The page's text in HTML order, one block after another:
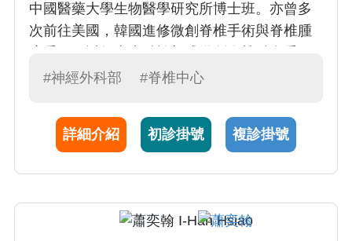
中國醫藥大學生物醫學研究所博士班。亦曾多
次前往美國，韓國進修微創脊椎手術與脊椎腫
術，也針對微創脊椎手術發表多篇研究論文於
釋處理精確，頗獲患者與院內同仁好評。
#神經外科部 #脊椎中心
詳細介紹 初診掛號 複診掛號